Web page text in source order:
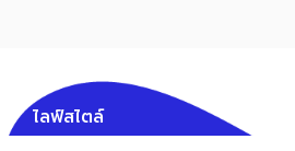
ไลฟ์สไตล์